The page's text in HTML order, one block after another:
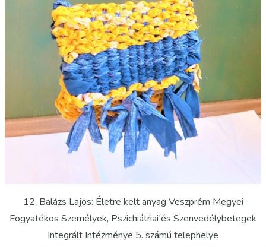
12. Balázs Lajos: Életre kelt anyag Veszprém Megyei
Fogyatékos Személyek, Pszichiátriai és Szenvedélybetegek
Integrált Intézménye 5. számú telephelye